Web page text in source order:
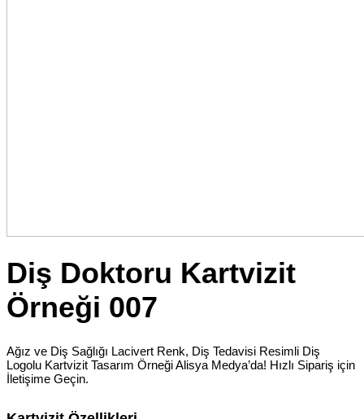
Diş Doktoru Kartvizit
Örneği 007
Ağız ve Diş Sağlığı Lacivert Renk, Diş Tedavisi Resimli Diş
Logolu Kartvizit Tasarım Örneği Alisya Medya’da! Hızlı Sipariş için
İletişime Geçin.